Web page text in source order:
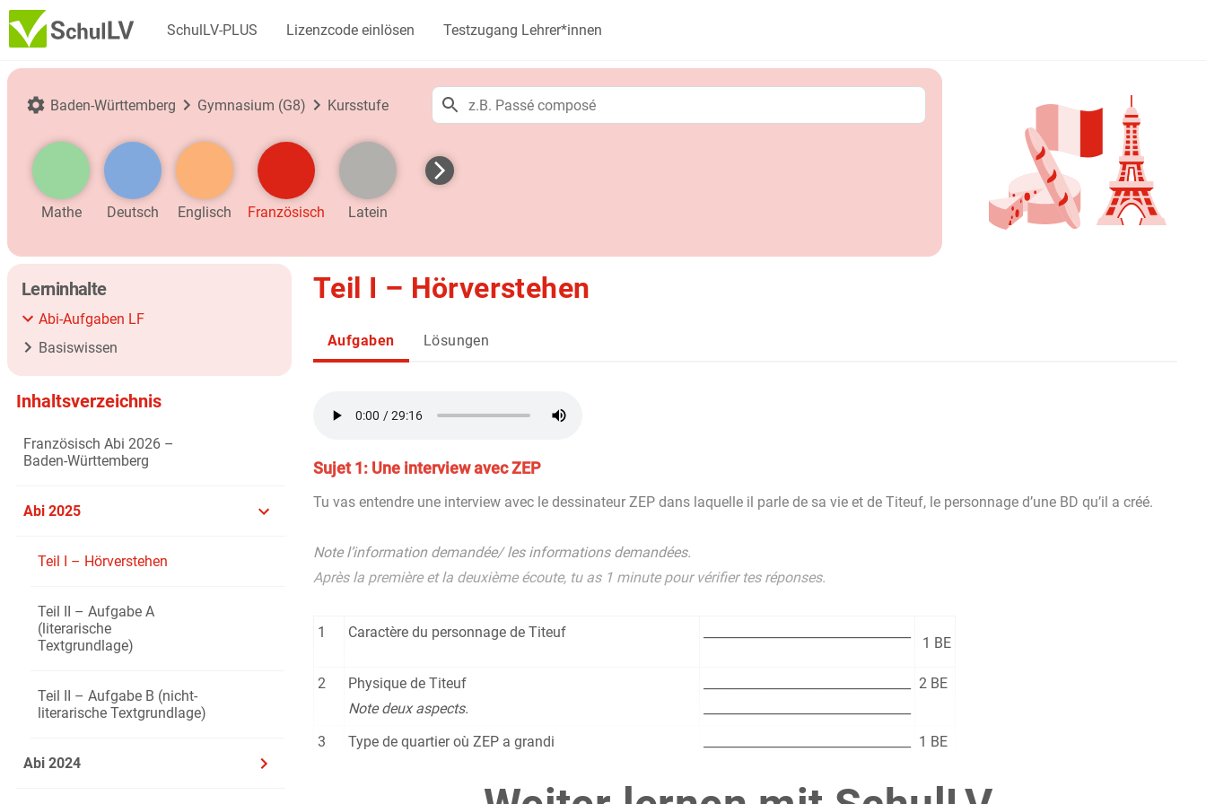
SchulLV-PLUS Lizenzcode einlösen Testzugang Lehrer*innen
Baden-Württemberg Gymnasium (G8) Kursstufe
Mathe Deutsch Englisch Französisch Latein
Lerninhalte
Abi-Aufgaben LF
Basiswissen
Inhaltsverzeichnis
Französisch Abi 2026 –
Baden-Württemberg
Abi 2025
Teil I – Hörverstehen
Teil II – Aufgabe A
(literarische
Textgrundlage)
Teil II – Aufgabe B (nicht-
literarische Textgrundlage)
Abi 2024
Teil I – Hörverstehen
Aufgaben Lösungen
Sujet 1: Une interview avec ZEP
Tu vas entendre une interview avec le dessinateur ZEP dans laquelle il parle de sa vie et de Titeuf, le personnage d’une BD qu’il a créé.
Note l’information demandée/ les informations demandées.
Après la première et la deuxième écoute, tu as 1 minute pour vérifier tes réponses.
1 Caractère du personnage de Titeuf
1 BE
2
Physique de Titeuf
Note deux aspects.
2 BE
3 Type de quartier où ZEP a grandi
1 BE